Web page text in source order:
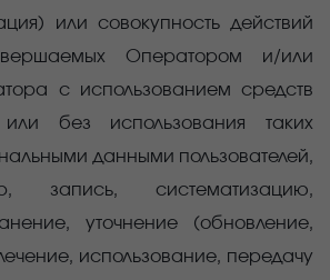
или совокупность действий
Оператором и/или
с использованием средств
или без использования таких
данными пользователей,
запись, систематизацию,
уточнение (обновление,
использование, передачу